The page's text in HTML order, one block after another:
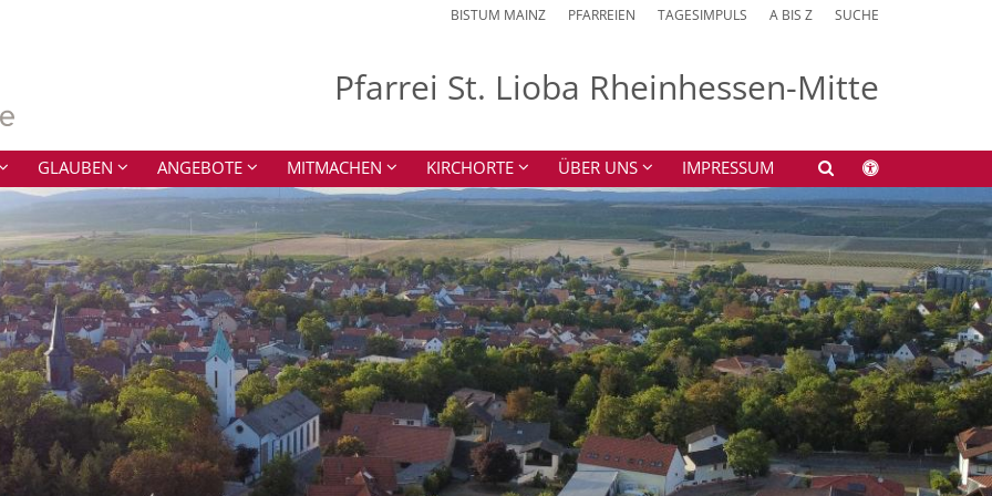
BISTUM MAINZ PFARREIEN TAGESIMPULS A BIS Z SUCHE
Pfarrei St. Lioba Rheinhessen-Mitte
GLAUBEN ANGEBOTE MITMACHEN KIRCHORTE ÜBER UNS IMPRESSUM